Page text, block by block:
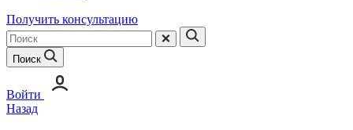
Получить консультацию
Поиск
Войти
Назад